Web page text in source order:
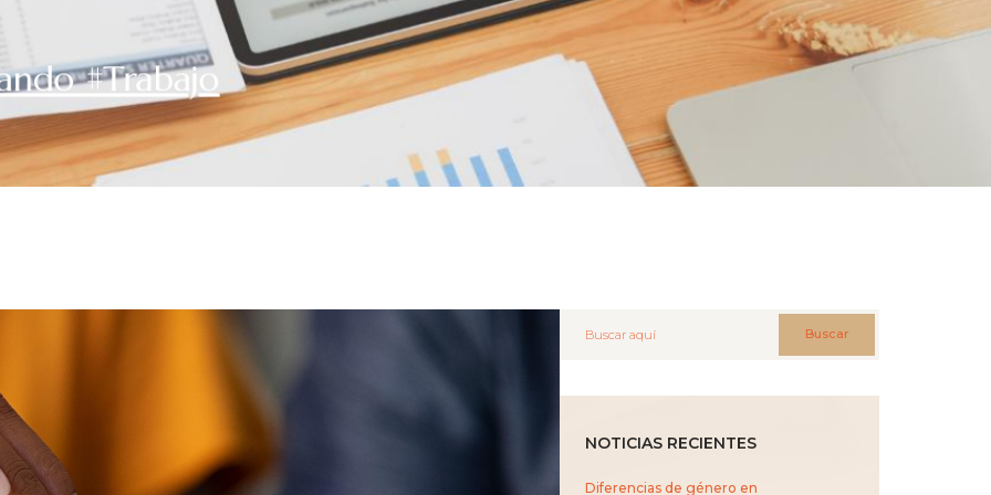
#Trabajo
Buscar
NOTICIAS RECIENTES
Diferencias de género en